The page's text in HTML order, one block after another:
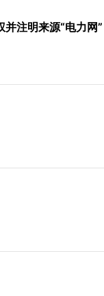
注明来源“电力